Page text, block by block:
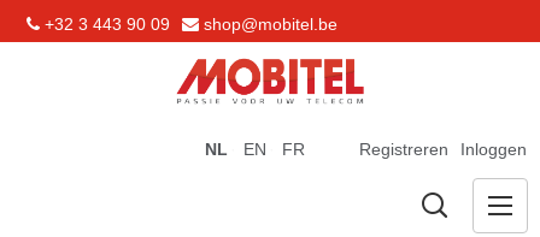
+32 3 443 90 09 shop@mobitel.be
Registreren Inloggen
NL EN FR